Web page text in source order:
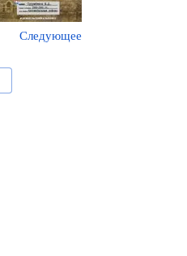
Следующее